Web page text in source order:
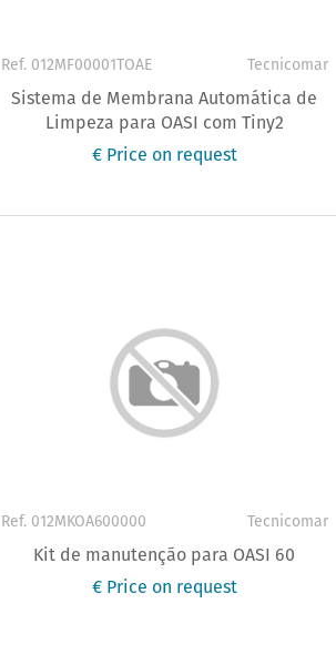
Ref. 012MF00001TOAE Tecnicomar
Sistema de Membrana Automática de
Limpeza para OASI com Tiny2
€ Price on request
Ref. 012MKOA600000 Tecnicomar
Kit de manutenção para OASI 60
€ Price on request